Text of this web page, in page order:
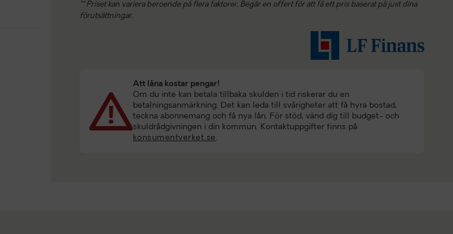
** Priset kan variera beroende på flera faktorer. Begär en offert för att få ett pris baserat på just dina
förutsättningar.
Att låna kostar pengar!
Om du inte kan betala tillbaka skulden i tid riskerar du en
betalningsanmärkning. Det kan leda till svårigheter att få hyra bostad,
teckna abonnemang och få nya lån. För stöd, vänd dig till budget- och
skuldrådgivningen i din kommun. Kontaktuppgifter finns på
konsumentverket.se .